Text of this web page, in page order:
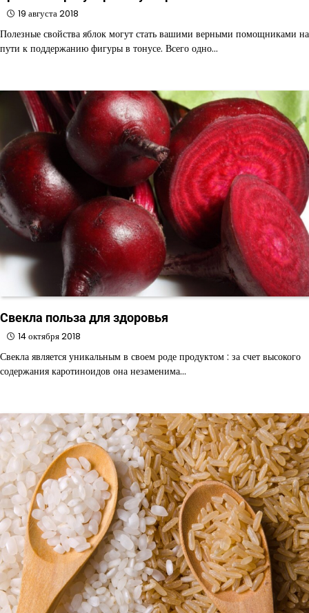
19 августа 2018
Полезные свойства яблок могут стать вашими верными помощниками на
пути к поддержанию фигуры в тонусе. Всего одно…
Свекла польза для здоровья
14 октября 2018
Свекла является уникальным в своем роде продуктом : за счет высокого
содержания каротиноидов она незаменима…